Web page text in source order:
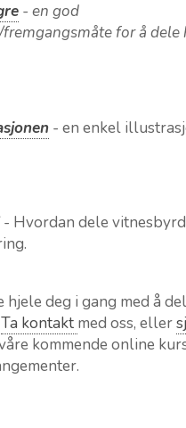
- en god
for å dele
- en enkel
- Hvordan dele
hjele deg i gang med å
Ta kontakt med oss, eller
kommende online